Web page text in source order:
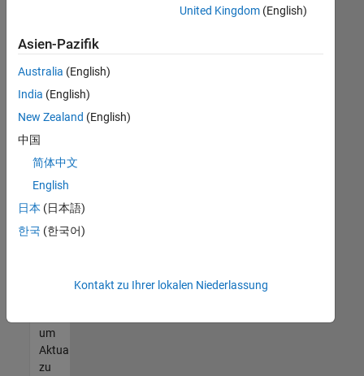
noch
keine
offenen
Stellen
können,
die
Ihren
entsprechen,
werden
unseres
um
Aktualisierungen
zu
United Kingdom(English)
Asien-Pazifik
Australia (English)
India (English)
New Zealand (English)
中国
简体中文
English
日本 (日本語)
한국 (한국어)
Kontakt zu Ihrer lokalen Niederlassung